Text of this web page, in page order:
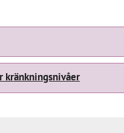
kränkningsnivåer